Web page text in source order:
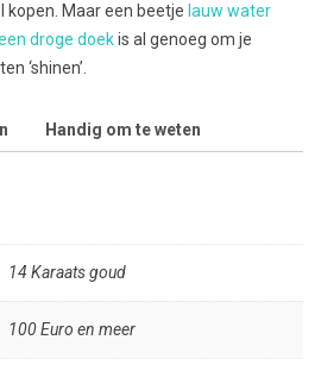
Maar een beetje lauw water
droge doekis al genoeg om je
‘shinen’.
Handig om te weten
14 Karaats goud
100 Euro en meer